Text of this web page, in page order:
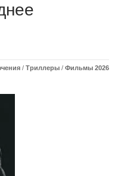
/ Триллеры / Фильмы 2026